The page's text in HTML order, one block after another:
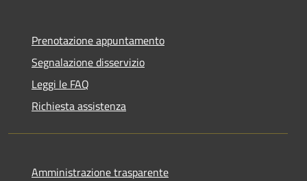
Prenotazione appuntamento
Segnalazione disservizio
Leggi le FAQ
Richiesta assistenza
Amministrazione trasparente